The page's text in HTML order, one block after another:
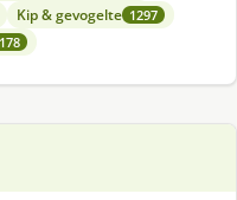
Kip & gevogelte 1297